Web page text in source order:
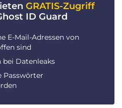
GRATIS-Zugriff
ID Guard
E-Mail-Adressen von
sind
bei Datenleaks
Passwörter